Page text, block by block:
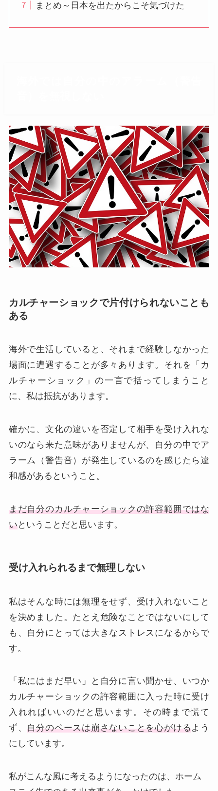
まとめ～日本を出たからこそ気づけた
カルチャーショックで片付けられないことも
ある
海外で生活していると、それまで経験しなかった
場面に遭遇することが多々あります。それを「カ
ルチャーショック」の一言で括ってしまうこと
に、私は抵抗があります。
確かに、文化の違いを否定して相手を受け入れな
いのなら来た意味がありませんが、自分の中でア
ラーム（警告音）が発生しているのを感じたら違
和感があるということ。
まだ自分のカルチャーショックの許容範囲ではな
いということだと思います。
受け入れられるまで無理しない
私はそんな時には無理をせず、受け入れないこと
を決めました。たとえ危険なことではないにして
も、自分にとっては大きなストレスになるからで
す。
「私にはまだ早い」と自分に言い聞かせ、いつか
カルチャーショックの許容範囲に入った時に受け
入れればいいのだと思います。その時まで慌て
ず、自分のペースは崩さないことを心がけるよう
にしています。
私がこんな風に考えるようになったのは、ホーム